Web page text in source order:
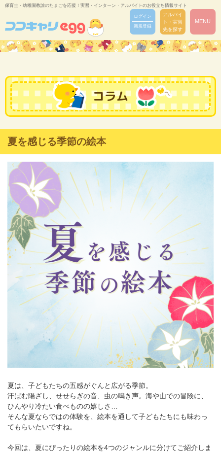
保育士・幼稚園教諭のたまごを応援！実習・インターン・アルバイトのお役立ち情報サイト
ログイン
新規登録
アルバイ
ト・実習
先を探す
MENU
コラム
夏を感じる季節の絵本
夏は、子どもたちの五感がぐんと広がる季節。
汗ばむ陽ざし、せせらぎの音、虫の鳴き声。海や山での冒険に、
ひんやり冷たい食べものの嬉しさ…
そんな夏ならではの体験を、絵本を通して子どもたちにも味わっ
てもらいたいですね。
今回は、夏にぴったりの絵本を4つのジャンルに分けてご紹介しま